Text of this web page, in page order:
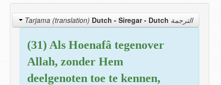
الترجمة Tarjama (translation) Dutch - Siregar- Dutch
(31) Als Hoenafâ tegenover
Allah, zonder Hem
deelgenoten toe te kennen,